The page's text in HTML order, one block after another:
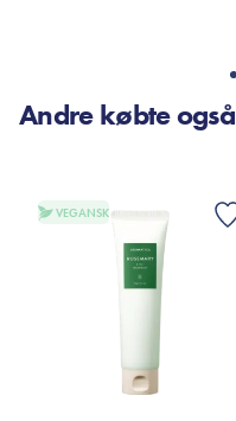
Andre købte også
VEGANSK